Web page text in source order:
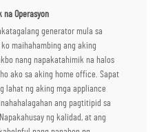
na Operasyon
generator mula sa
maihahambing ang aking
nang napakatahimik na halos
ako sa aking home office. Sapat
lahat ng aking mga appliance
ang pagtitipid sa
ng kalidad, at ang